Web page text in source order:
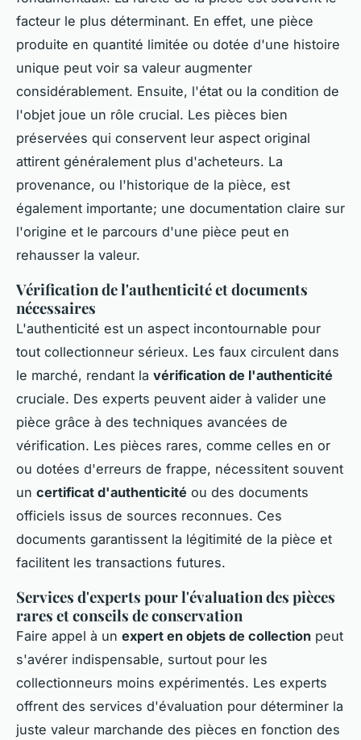
facteur le plus déterminant. En effet, une pièce
produite en quantité limitée ou dotée d'une histoire
unique peut voir sa valeur augmenter
considérablement. Ensuite, l'état ou la condition de
l'objet joue un rôle crucial. Les pièces bien
préservées qui conservent leur aspect original
attirent généralement plus d'acheteurs. La
provenance, ou l'historique de la pièce, est
également importante; une documentation claire sur
l'origine et le parcours d'une pièce peut en
rehausser la valeur.
Vérification de l'authenticité et documents
nécessaires
L'authenticité est un aspect incontournable pour
tout collectionneur sérieux. Les faux circulent dans
le marché, rendant la vérification de l'authenticité
cruciale. Des experts peuvent aider à valider une
pièce grâce à des techniques avancées de
vérification. Les pièces rares, comme celles en or
ou dotées d'erreurs de frappe, nécessitent souvent
un certificat d'authenticité ou des documents
officiels issus de sources reconnues. Ces
documents garantissent la légitimité de la pièce et
facilitent les transactions futures.
Services d'experts pour l'évaluation des pièces
rares et conseils de conservation
Faire appel à un expert en objets de collection peut
s'avérer indispensable, surtout pour les
collectionneurs moins expérimentés. Les experts
offrent des services d'évaluation pour déterminer la
juste valeur marchande des pièces en fonction des